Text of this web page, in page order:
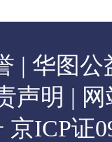
| 华图公
声明 |
京ICP证